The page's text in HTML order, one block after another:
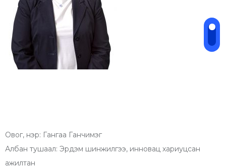
Овог, нэр: Гангаа Ганчимэг
Албан тушаал: Эрдэм шинжилгээ, инновац хариуцсан
ажилтан